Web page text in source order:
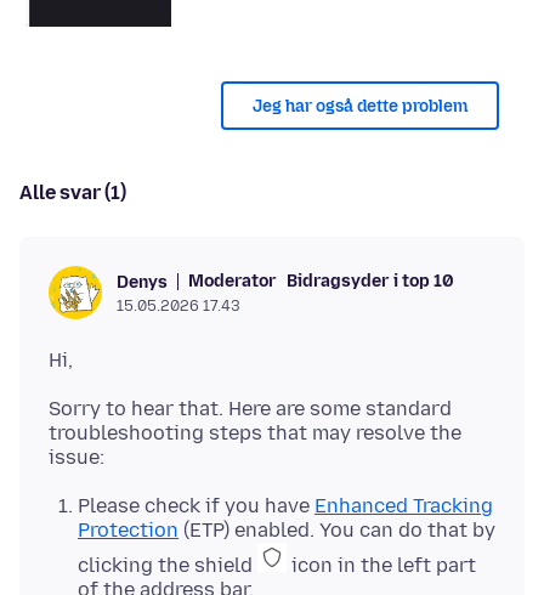
Jeg har også dette problem
Alle svar (1)
Denys Moderator Bidragsyder i top 10
15.05.2026 17.43
Sorry to hear that. Here are some standard
troubleshooting steps that may resolve the
Please check if you have Enhanced Tracking
Protection (ETP) enabled. You can do that by
clicking the shield
icon in the left part
of the address bar.